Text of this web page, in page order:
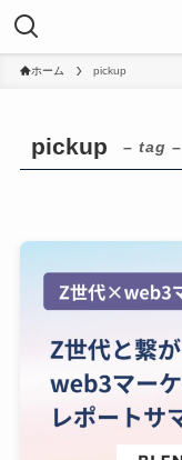
ホーム pickup
pickup – tag –